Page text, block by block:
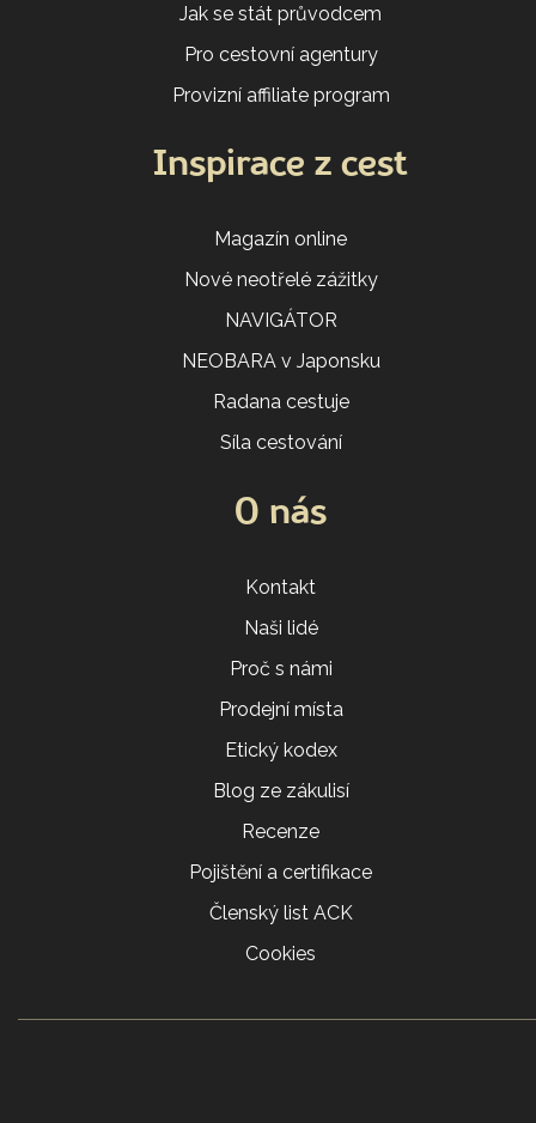
Jak se stát průvodcem
Pro cestovní agentury
Provizní affiliate program
Inspirace z cest
Magazín online
Nové neotřelé zážitky
NAVIGÁTOR
NEOBARA v Japonsku
Radana cestuje
Síla cestování
O nás
Kontakt
Naši lidé
Proč s námi
Prodejní místa
Etický kodex
Blog ze zákulisí
Recenze
Pojištění a certifikace
Členský list ACK
Cookies